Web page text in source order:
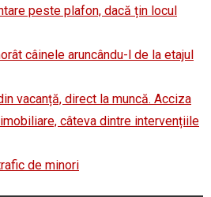
peste plafon, dacă țin locul
câinele aruncându-l de la etajul
vacanță, direct la muncă. Acciza
câteva dintre intervențiile
de minori